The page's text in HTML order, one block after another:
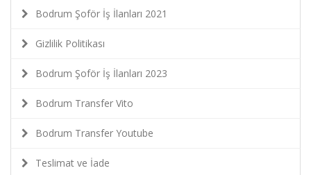
Bodrum Şoför İş İlanları 2021
Gizlilik Politikası
Bodrum Şoför İş İlanları 2023
Bodrum Transfer Vito
Bodrum Transfer Youtube
Teslimat ve İade